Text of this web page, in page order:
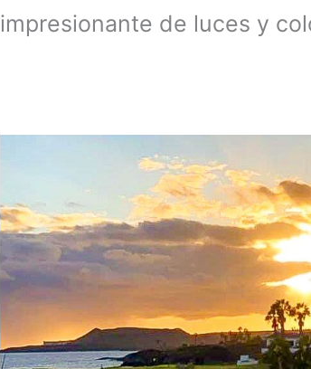
impresionante de luces y